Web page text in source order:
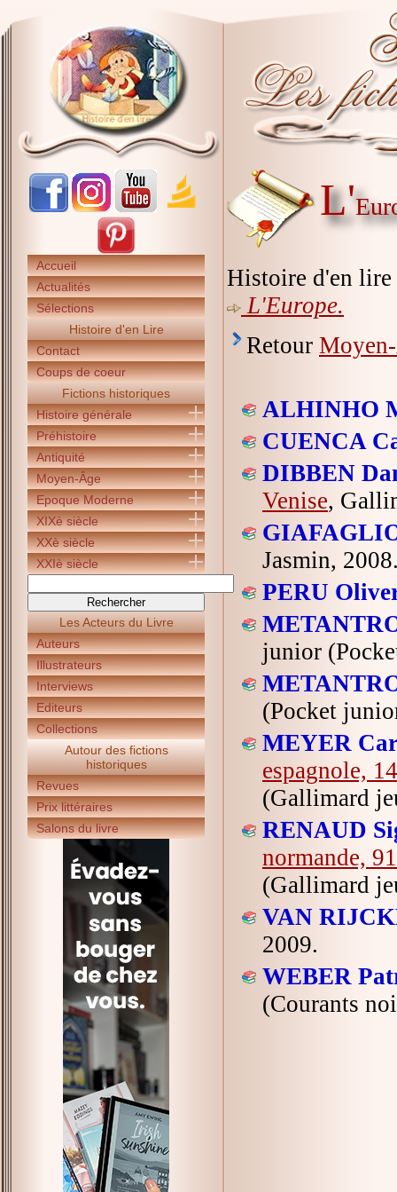
Accueil
Actualités
Sélections
Histoire d'en Lire
Contact
Coups de coeur
Fictions historiques
Histoire générale
Préhistoire
Antiquité
Moyen-Âge
Epoque Moderne
XIXè siècle
XXè siècle
XXIè siècle
Les Acteurs du Livre
Auteurs
Illustrateurs
Interviews
Editeurs
Collections
Autour des fictions
historiques
Revues
Prix littéraires
Salons du livre
L'
Histoire d'en
L'Europe.
Retour
ALHINHO
CUENCA
DIBBEN
Venise,
Jasmin,
PERU
junior
(Pocket
MEYER
espagnole,
(Gallimard
RENAUD
normande,
(Gallimard
VAN
2009.
WEBER
(Courants